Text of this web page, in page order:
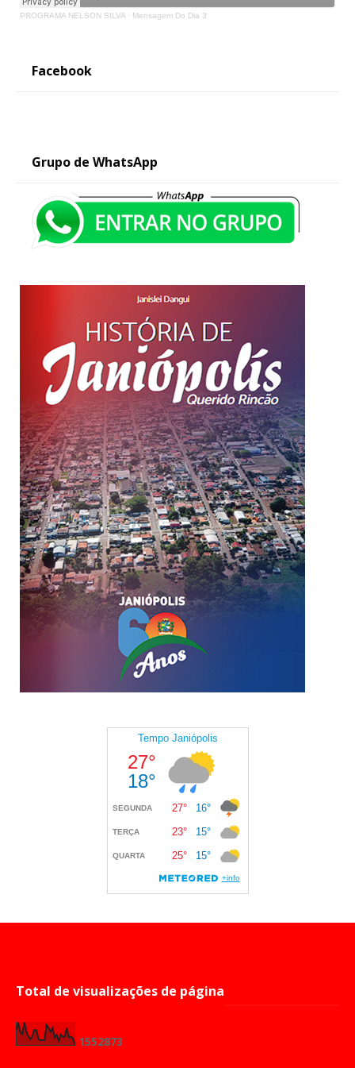
PROGRAMA NELSON SILVA · Mensagem Do Dia 3
Facebook
Grupo de WhatsApp
Total de visualizações de página
1552873